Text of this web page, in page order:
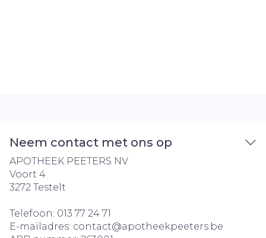
Neem contact met ons op
APOTHEEK PEETERS NV
Voort 4
3272 Testelt
Telefoon: 013 77 24 71
E-mailadres: contact@apotheekpeeters.be